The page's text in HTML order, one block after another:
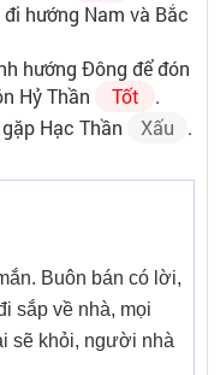
hướng Nam và Bắc
hướng Đông để đón
Hỷ Thần Tốt
.
Hạc Thần
Xấu
.
Buôn bán có lời,
sắp về nhà, mọi
sẽ khỏi, người nhà